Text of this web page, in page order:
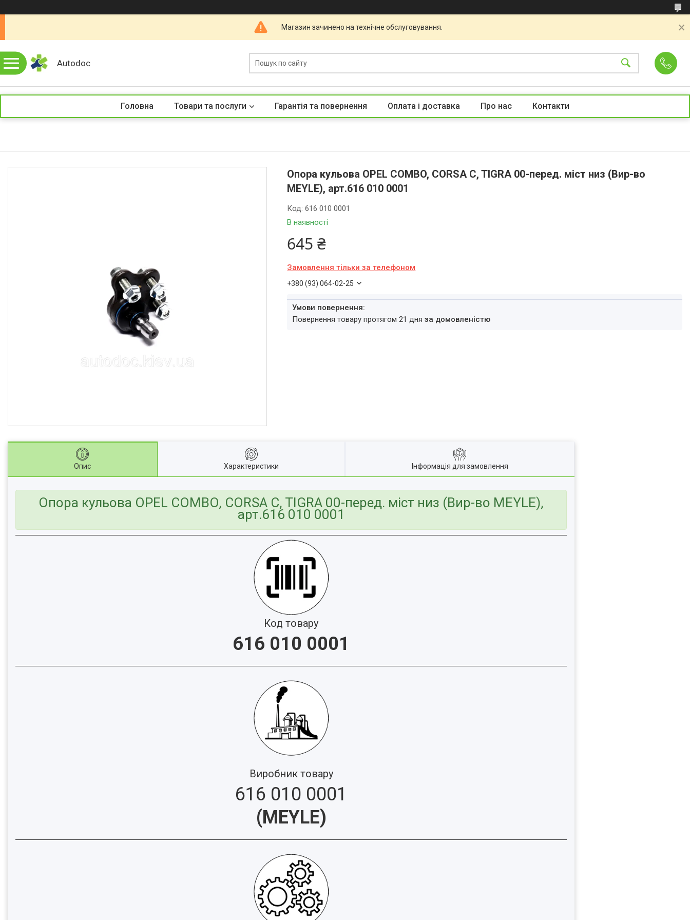
Магазин зачинено на технічне обслуговування.
Autodoc
Головна Товари та послуги Гарантія та повернення Оплата і доставка Про нас Контакти
Опора кульова OPEL COMBO, CORSA C, TIGRA 00-перед. міст низ (Вир-во
MEYLE), арт.616 010 0001
В наявності
Код:616 010 0001
645 ₴
Замовлення тільки за телефоном
+380 (93) 064-02-25
повернення товару протягом 21 дняза домовленістю
Опис Характеристики Інформація для замовлення
Опора кульова OPEL COMBO, CORSA C, TIGRA 00-перед. міст низ (Вир-во MEYLE),
арт.616 010 0001
Код товару
616 010 0001
Виробник товару
616 010 0001
(MEYLE)